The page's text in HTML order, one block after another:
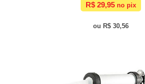
R$ 29,95
R$ 30,56